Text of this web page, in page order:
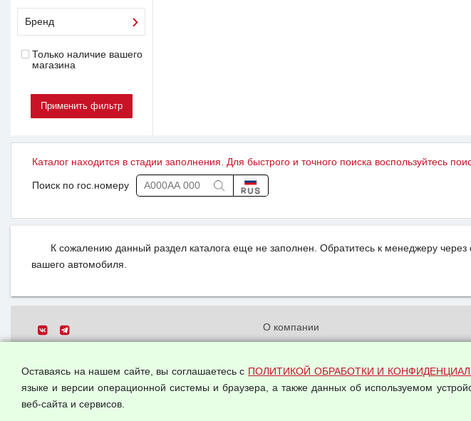
Бренд
Только наличие вашего
магазина
Каталог находится в стадии заполнения. Для быстрого и точного поиска воспользуйтесь
Поиск по гос.номеру
К сожалению данный раздел каталога еще не заполнен. Обратитесь к менеджеру
вашего автомобиля.
Все права защищены.
О компании
данных
Оставаясь на нашем сайте, вы соглашаетесь с ПОЛИТИКОЙ ОБРАБОТКИ И
языке и версии операционной системы и браузера, а также данных об используемом
веб-сайта и сервисов.